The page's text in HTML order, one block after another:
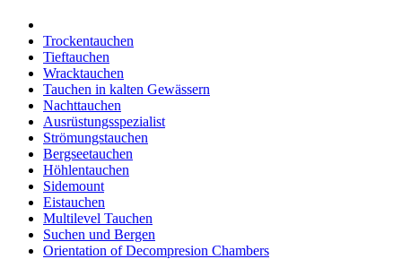
Trockentauchen
Tieftauchen
Wracktauchen
Tauchen in kalten Gewässern
Nachttauchen
Ausrüstungsspezialist
Strömungstauchen
Bergseetauchen
Höhlentauchen
Sidemount
Eistauchen
Multilevel Tauchen
Suchen und Bergen
Orientation of Decompresion Chambers